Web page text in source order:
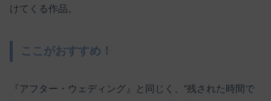
けてくる作品。
ここがおすすめ！
『アフター・ウェディング』と同じく、“残された時間で